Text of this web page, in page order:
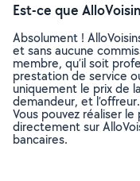
Est-ce que
Absolument !
et sans aucune
membre, qu’il soit
prestation de service
uniquement le prix de
demandeur, et l’offreur.
Vous pouvez réaliser
directement sur
bancaires.